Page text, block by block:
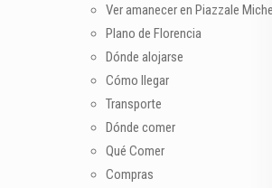
Ver amanecer en Piazzale
Plano de Florencia
Dónde alojarse
Cómo llegar
Transporte
Dónde comer
Qué Comer
Compras